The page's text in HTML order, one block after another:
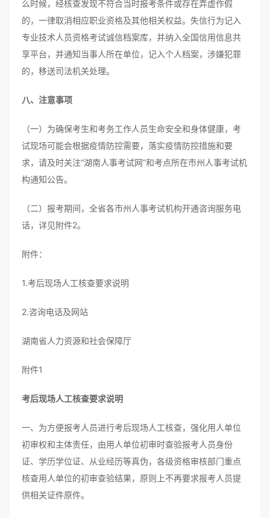
么时候，经核查发现不符合当时报考条件或存在弄虚作假
的，一律取消相应职业资格及其他相关权益。失信行为记入
专业技术人员资格考试诚信档案库，并纳入全国信用信息共
享平台，并通知当事人所在单位，记入个人档案，涉嫌犯罪
的，移送司法机关处理。
八、注意事项
（一）为确保考生和考务工作人员生命安全和身体健康，考
试现场可能会根据疫情防控需要，落实疫情防控措施和要
求，请及时关注“湖南人事考试网”和考点所在市州人事考试机
构通知公告。
（二）报考期间，全省各市州人事考试机构开通咨询服务电
话，详见附件2。
附件：
1.考后现场人工核查要求说明
2.咨询电话及网站
湖南省人力资源和社会保障厅
附件1
考后现场人工核查要求说明
一、为方便报考人员进行考后现场人工核查，强化用人单位
初审权和主体责任，由用人单位初审时查验报考人员身份
证、学历学位证、从业经历等真伪，各级资格审核部门重点
核查用人单位的初审查验结果，原则上不再要求报考人员提
供相关证件原件。